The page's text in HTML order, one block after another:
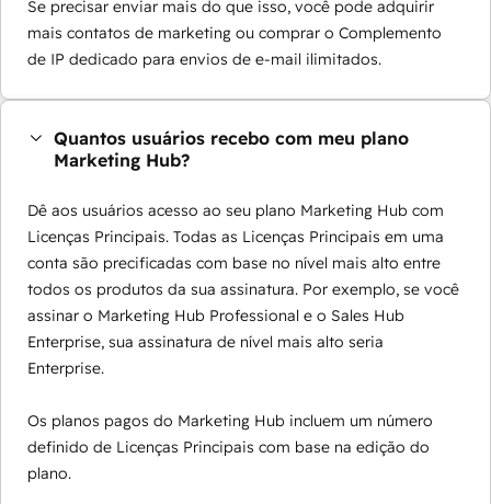
Se precisar enviar mais do que isso, você pode adquirir
mais contatos de marketing ou comprar o Complemento
de IP dedicado para envios de e-mail ilimitados.
Quantos usuários recebo com meu plano
Marketing Hub?
Dê aos usuários acesso ao seu plano Marketing Hub com
Licenças Principais. Todas as Licenças Principais em uma
conta são precificadas com base no nível mais alto entre
todos os produtos da sua assinatura. Por exemplo, se você
assinar o Marketing Hub Professional e o Sales Hub
Enterprise, sua assinatura de nível mais alto seria
Enterprise.
Os planos pagos do Marketing Hub incluem um número
definido de Licenças Principais com base na edição do
plano.